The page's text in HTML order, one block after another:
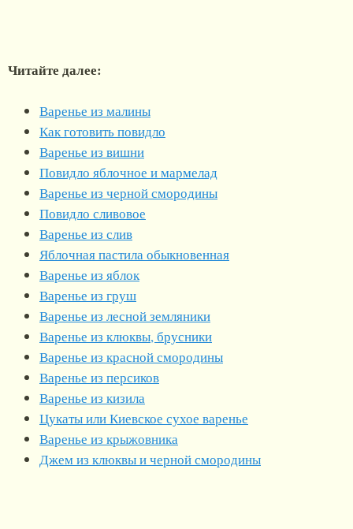
Читайте далее:
Варенье из малины
Как готовить повидло
Варенье из вишни
Повидло яблочное и мармелад
Варенье из черной смородины
Повидло сливовое
Варенье из слив
Яблочная пастила обыкновенная
Варенье из яблок
Варенье из груш
Варенье из лесной земляники
Варенье из клюквы, брусники
Варенье из красной смородины
Варенье из персиков
Варенье из кизила
Цукаты или Киевское сухое варенье
Варенье из крыжовника
Джем из клюквы и черной смородины